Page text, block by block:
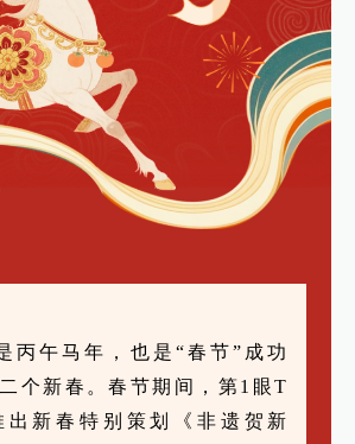
丙午马年，也是“春节”成功
个新春。春节期间，第1眼T
出新春特别策划《非遗贺新